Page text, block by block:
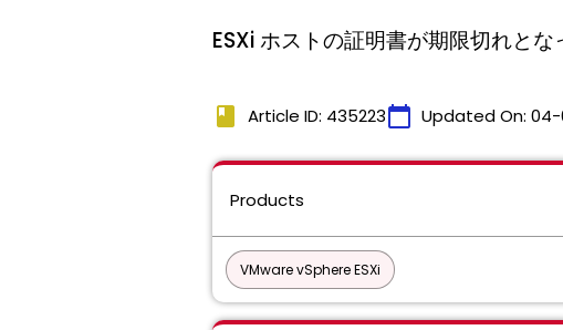
ESXi ホストの証明書が期限切れと
book Article ID: 435223calendar_today Updated On: 04-
Products
VMware vSphere ESXi